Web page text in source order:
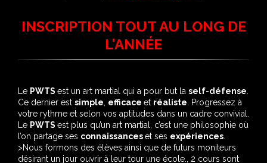
INSCRIPTION TOUT AU LONG DE
L'ANNÉE
Le PWTSest un art martial qui a pour but la self-défense
Ce dernier estsimple,efficaceetréaliste . Progressez à
votre rythme et selon vos aptitudes dans un cadre convivial.
LePWTSest plus qu’un art martial, c’est une philosophie où
l’on partage ses connaissanceset sesexpériences.
>Nous formons des élèves ainsi que de futurs moniteurs